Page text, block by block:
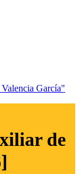
García"
de